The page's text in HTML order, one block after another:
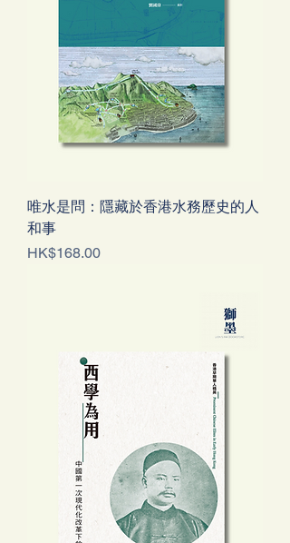
唯水是問：隱藏於香港水務歷史的人
和事
價格
HK$168.00